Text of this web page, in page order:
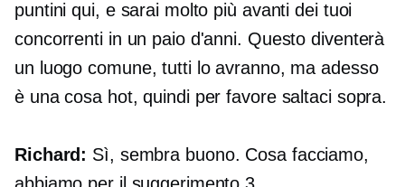
puntini qui, e sarai molto più avanti dei tuoi
concorrenti in un paio d'anni. Questo diventerà
un luogo comune, tutti lo avranno, ma adesso
è una cosa hot, quindi per favore saltaci sopra.
Richard: Sì, sembra buono. Cosa facciamo,